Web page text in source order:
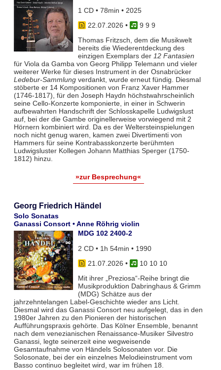
1 CD • 78min • 2025
22.07.2026 •
9 9 9
Thomas Fritzsch, dem die Musikwelt
bereits die Wiederentdeckung des
einzigen Exemplars der 12 Fantasien
für Viola da Gamba von Georg Philipp Telemann und vieler
weiterer Werke für dieses Instrument in der Osnabrücker
Ledebur-Sammlungverdankt, wurde erneut fündig. Diesmal
stöberte er 14 Kompositionen von Franz Xaver Hammer
(1746-1817), für den Joseph Haydn höchstwahrscheinlich
seine Cello-Konzerte komponierte, in einer in Schwerin
aufbewahrten Handschrift der Schlosskapelle Ludwigslust
auf, bei der die Gambe originellerweise vorwiegend mit 2
Hörnern kombiniert wird. Da es der Weltersteinspielungen
noch nicht genug waren, kamen zwei Divertimenti von
Hammers für seine Kontrabasskonzerte berühmten
Ludwigsluster Kollegen Johann Matthias Sperger (1750-
1812) hinzu.
»zur Besprechung«
Georg Friedrich Händel
Solo Sonatas
Ganassi Consort • Anne Röhrig violin
MDG 102 2400-2
2 CD • 1h 54min • 1990
21.07.2026 •
10 10 10
Mit ihrer „Preziosa“-Reihe bringt die
Musikproduktion Dabringhaus & Grimm
(MDG) Schätze aus der
jahrzehntelangen Label-Geschichte wieder ans Licht.
Diesmal wird das Ganassi Consort neu aufgelegt, das in den
1980er Jahren zu den Pionieren der historischen
Aufführungspraxis gehörte. Das Kölner Ensemble, benannt
nach dem venezianischen Renaissance-Musiker Silvestro
Ganassi, legte seinerzeit eine wegweisende
Gesamtaufnahme von Händels Solosonaten vor. Die
Solosonate, bei der ein einzelnes Melodieinstrument vom
Basso continuo begleitet wird, war im frühen 18.